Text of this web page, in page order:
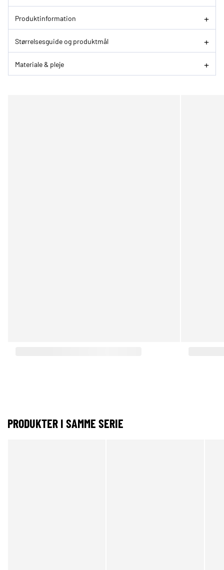
Produktinformation
Størrelsesguide og produktmål
Materiale & pleje
PRODUKTER I SAMME SERIE